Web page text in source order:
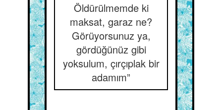
Öldürülmemde ki
maksat, garaz ne?
Görüyorsunuz ya,
gördüğünüz gibi
yoksulum, çırçıplak bir
adamım”